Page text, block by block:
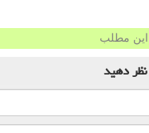
این مطلب
نظر دهید